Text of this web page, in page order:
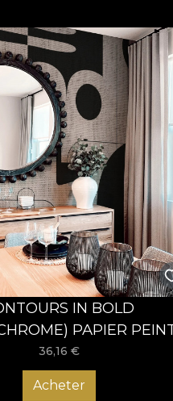
inovatoare, care
poate fi
perete potrivit de la
le cu mobilierul și
a da naștere unor spații în
să schimbi total
designul în funcție de
și forma bucătăriei tale,
de un spațiu cu totul
o comandă!
IN BOLD
PAPIER
36,16 €
Acheter